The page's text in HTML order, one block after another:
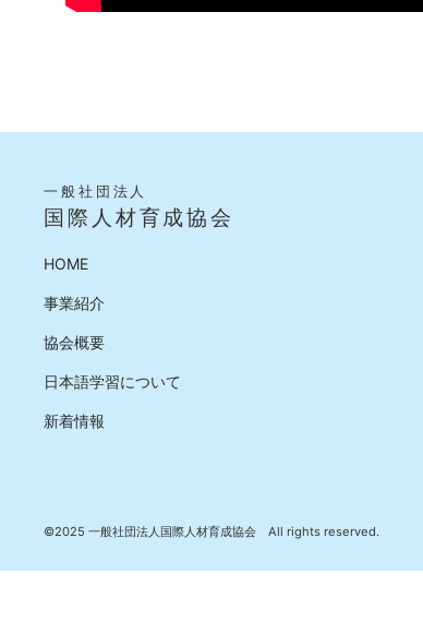
一般社団法人
国際人材育成協会
HOME
事業紹介
協会概要
日本語学習について
新着情報
©2025 一般社団法人国際人材育成協会 All rights reserved.